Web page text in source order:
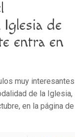
de
entra en
muy interesantes
de la Iglesia,
en la página de